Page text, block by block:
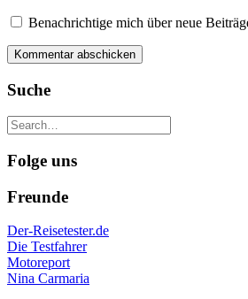
Benachrichtige mich über neue
Suche
Folge uns
Freunde
Der-Reisetester.de
Die Testfahrer
Motoreport
Nina Carmaria